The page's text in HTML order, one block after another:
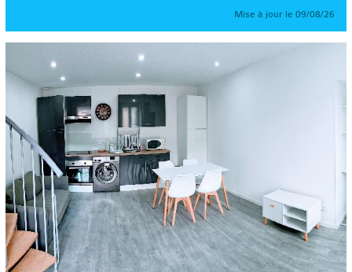
Mise à jour le 09/08/26